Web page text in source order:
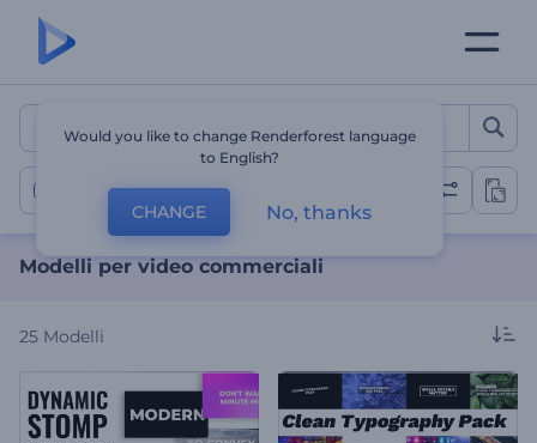
Modelli per video
Video commerciali
Modelli per video commerciali
25 Modelli
Would you like to change Renderforest language
to English?
CHANGE No, thanks